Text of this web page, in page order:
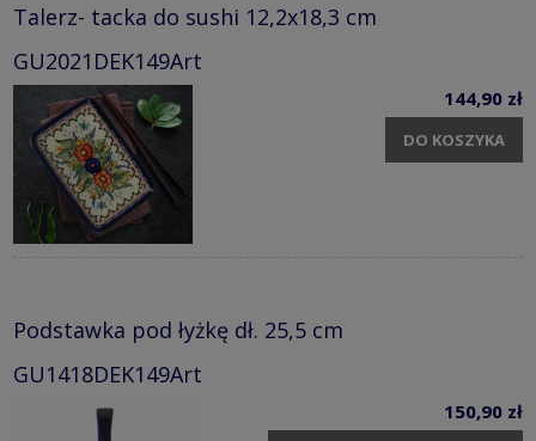
Talerz- tacka do sushi 12,2x18,3 cm
GU2021DEK149Art
144,90 zł
DO KOSZYKA
Podstawka pod łyżkę dł. 25,5 cm
GU1418DEK149Art
150,90 zł